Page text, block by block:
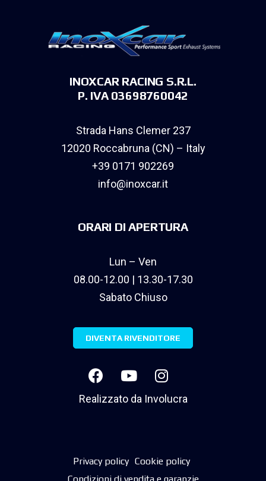
INOXCAR RACING S.R.L.
P. IVA 03698760042
Strada Hans Clemer 237
12020 Roccabruna (CN) – Italy
+39 0171 902269
info@inoxcar.it
ORARI DI APERTURA
Lun – Ven
08.00-12.00 | 13.30-17.30
Sabato Chiuso
DIVENTA RIVENDITORE
Realizzato da Involucra
Privacy policy Cookie policy